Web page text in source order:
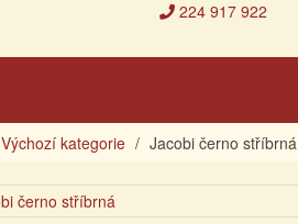
224 917 922
Výchozí kategorie Jacobi černo stříbrná